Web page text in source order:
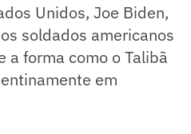
Unidos, Joe Biden,
soldados americanos
a forma como o Talibã
em